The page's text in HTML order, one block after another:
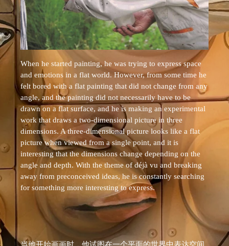
When he started painting, he was trying to express space
and emotions in a flat world. However, from some time he
felt bored with a flat painting that did not change from any
angle, and the painting did not necessarily have to be
drawn on a flat surface, and he is making an experimental
work that draws a two-dimensional picture in three
dimensions. A three-dimensional picture looks like a flat
picture when viewed from a single point, and it is
interesting that the dimensions change depending on the
angle and depth. With the theme of déjà vu and breaking
away from preconceived ideas, he is constantly searching
for something more interesting to express.